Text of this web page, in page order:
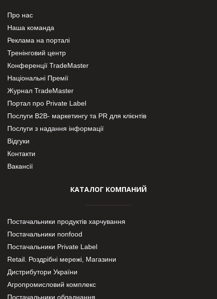
Про нас
Наша команда
Реклама на порталі
Тренінговий центр
Конференції TradeMaster
Національні Премії
Журнал TradeMaster
Портал про Private Label
Послуги В2В- маркетингу та PR для клієнтів
Послуги з надання інформації
Відгуки
Контакти
Вакансії
КАТАЛОГ КОМПАНИЙ
Постачальники продуктів харчування
Постачальники nonfood
Постачальники Private Label
Retail. Роздрібні мережі, Магазини
Дистрибутори України
Агропромисловий комплекс
Постачальники обладнання